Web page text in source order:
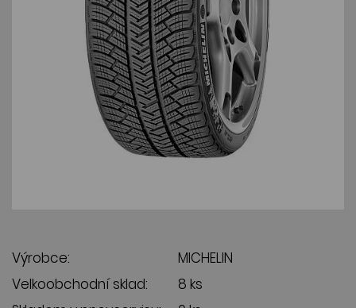
Výrobce:
MICHELIN
Velkoobchodní sklad:
8 ks